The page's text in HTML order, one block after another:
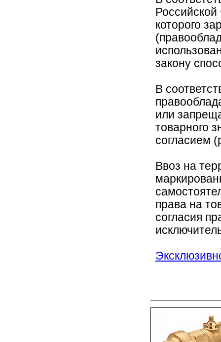
которого
закону
В
или
товарного
согласием
Ввоз на
права на
согласия